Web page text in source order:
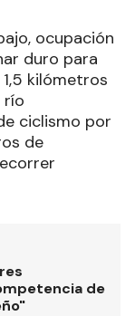
ocupación
duro para
kilómetros
río
ciclismo por
de
de